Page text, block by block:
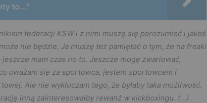
to..."
federacji KSW i z nimi muszę się porozumieć i jakoś
nie będzie. Ja muszę też pamiętać o tym, że na freaki
mam czas no to. Jeszcze mogę zwariować,
uważam się za sportowca, jestem sportowcem i
Ale nie wykluczam tego, że byłaby taka możliwość.
inną zainteresowałby rewanż w kickboxingu. (…)